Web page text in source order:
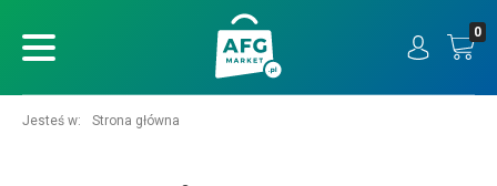
0
Jesteś w: Strona główna